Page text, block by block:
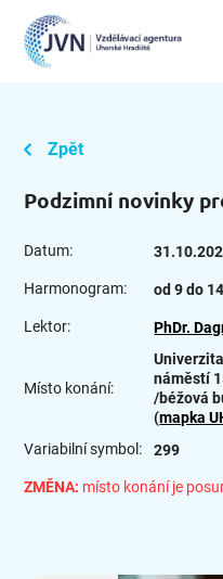
Zpět
Podzimní novinky
Datum:
Harmonogram: od 9 do
Lektor: PhDr.
Místo konání:
náměstí
/béžová
(mapka
Variabilní symbol:
299
ZMĚNA: místo konání je